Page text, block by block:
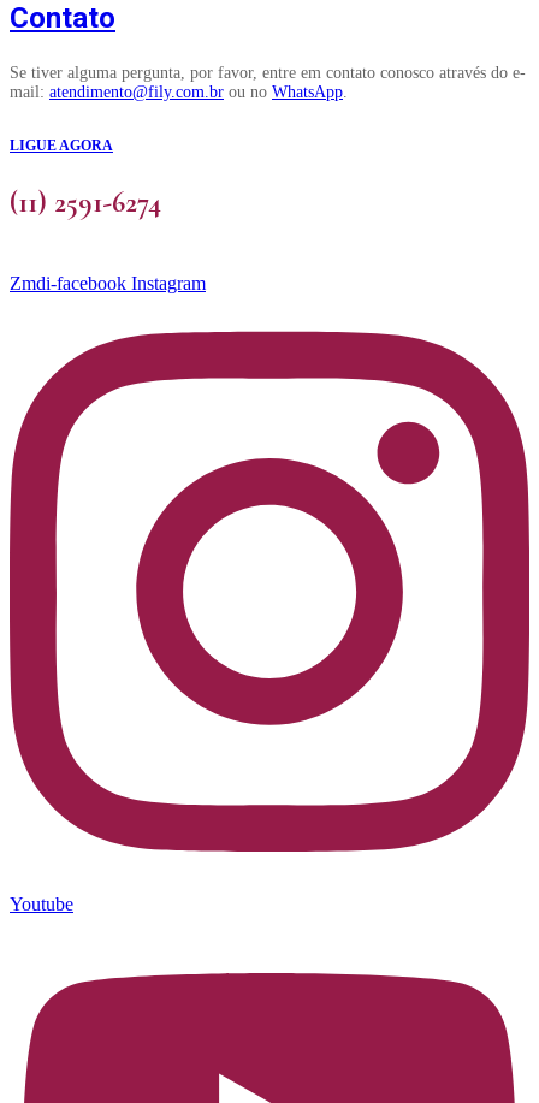
Contato
Se tiver alguma pergunta, por favor, entre em contato conosco através do e-
mail: atendimento@fily.com.br ou no WhatsApp.
LIGUE AGORA
(11) 2591-6274
Zmdi-facebook Instagram
Youtube